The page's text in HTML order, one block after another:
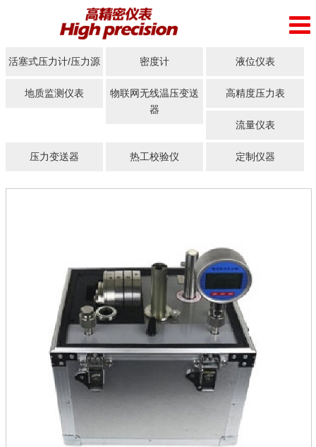
活塞式压力计/压力源 密度计 液位仪表
地质监测仪表
物联网无线温压变送
器
高精度压力表
流量仪表
压力变送器 热工校验仪 定制仪器